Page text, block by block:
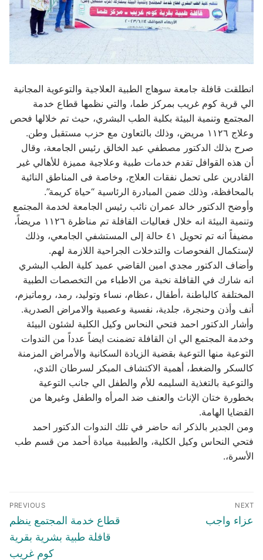
انطلقت قافلة جامعة سوهاج الطبية العلاجية والتوعوية المجانية
الي قرية كوم غريب بمركز طما، والتي نظمها قطاع خدمة
المجتمع وتنمية البيئة بكلية الطب البشري، حيث تم خلالها فحص
وعلاج ١١٢٦ مريض، وذلك بالتعاون مع حزب مستقبل وطن.
صرح بذلك الدكتور مصطفي عبد الخالق رئيس الجامعة، وقال
أن هذه القوافل تقدم خدمات طبية وعلاجية مميزة للأهالي غير
القادرين على تحمل نفقات العلاج، وخاصة فى المناطق النائية
بالمحافظة، وذلك ضمن المبادرة الرئاسية “حياة كريمة”.
وأوضح الدكتور خالد عمران نائب رئيس الجامعة لخدمة المجتمع
وتنمية البيئة انه خلال فعاليات القافلة تم مناظرة ١١٢٦ مريضاً،
مضيفاً انه تم تحويل ٤١ حالة إلى المستشفي الجامعي، وذلك
لإستكمال الفحوصات والتدخلات الجراحية اللازمة لهم.
وأضاف الدكتور مجدي امين القاضي عميد كلية الطب البشري
انه شارك في القافلة نخبة من الاطباء من التخصصات الطبية
المختلفة كالباطنة ،أطفال ،عظام، نساء وتوليد، رمد، روماتيزم،
أنف وأذن وحنجرة، جلدية، نفسية وعصبية والامراض الصدرية.
وأشار الدكتور احمد فتحي النحاس وكيل الكلية لشئون البيئة
وخدمة المجتمع الي ان القافلة تضمنت ايضاً عدداً من الندوات
التوعية منها التوعية بقضية الزيادة السكانية والأمراض المزمنة
كالسكر والضغط، أهمية الاكتشاف المبكر لسرطان الثدي،
والتوعية بالتغذية السليمه للأم والطفل الي جانب التوعية
بخطورة ختان الإناث والعنف ضد المرأه والطفل وغيرها من
القضايا الهامة.
ومن الجدير بالذكر انه حاضر في تلك الندوات الدكتور احمد
فتحي النحاس وكيل الكلية، والطبيبة ميادة أحمد من قسم طب
الأسرة،.
تصفّح
المقالات
PREVIOUS
Previous
post:
قطاع خدمة المجتمع ينظم
قافلة طبية بشرية بقرية
كوم غريب
NEXT
Next
عزاء واجب